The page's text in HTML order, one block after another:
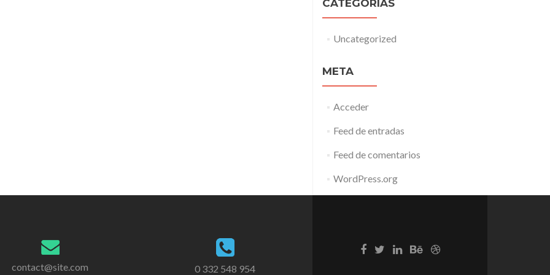
CATEGORÍAS
Uncategorized
META
Acceder
Feed de entradas
Feed de comentarios
WordPress.org
contact@site.com 0 332 548 954